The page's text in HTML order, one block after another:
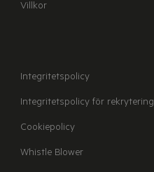
Villkor
Integritetspolicy
Integritetspolicy för rekrytering
Cookiepolicy
Whistle Blower